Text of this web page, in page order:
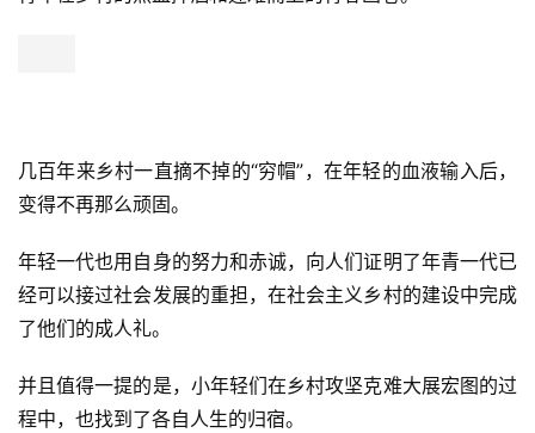
几百年来乡村一直摘不掉的“穷帽”，在年轻的血液输入后，
变得不再那么顽固。
年轻一代也用自身的努力和赤诚，向人们证明了年青一代已
经可以接过社会发展的重担，在社会主义乡村的建设中完成
了他们的成人礼。
并且值得一提的是，小年轻们在乡村攻坚克难大展宏图的过
程中，也找到了各自人生的归宿。